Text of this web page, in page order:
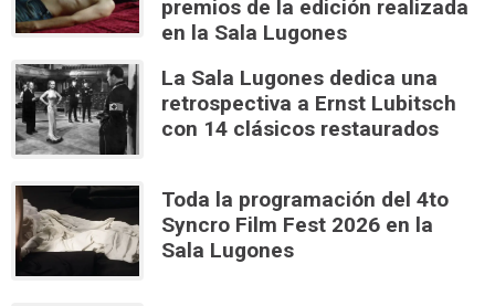
premios de la edición realizada
en la Sala Lugones
La Sala Lugones dedica una
retrospectiva a Ernst Lubitsch
con 14 clásicos restaurados
Toda la programación del 4to
Syncro Film Fest 2026 en la
Sala Lugones